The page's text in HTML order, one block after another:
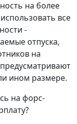
на более
все
-
отпуска,
на
ином размере.
на форс-